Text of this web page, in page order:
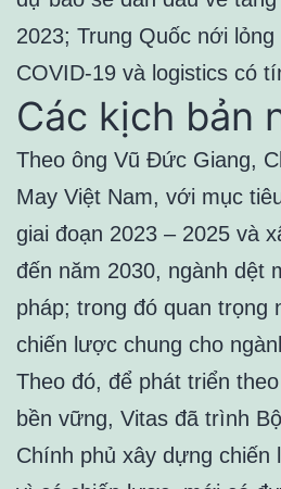
2023; Trung Quốc nới
COVID-19 và logistics có
Các kịch bản
Theo ông Vũ Đức Giang,
May Việt Nam, với mục
giai đoạn 2023 – 2025 và
đến năm 2030, ngành dệt
pháp; trong đó quan trọng
chiến lược chung cho
Theo đó, để phát triển
bền vững, Vitas đã trình
Chính phủ xây dựng chiến